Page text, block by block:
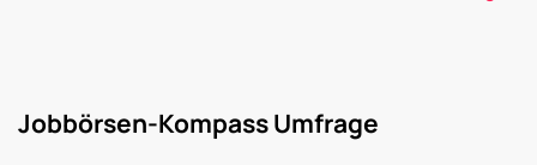
Jobbörsen-Kompass Umfrage